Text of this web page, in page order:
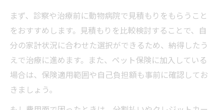
まず、診察や治療前に動物病院で見積もりをもらうこと
をおすすめします。見積もりを比較検討することで、自
分の家計状況に合わせた選択ができるため、納得したう
えで治療に進めます。また、ペット保険に加入している
場合は、保険適用範囲や自己負担額も事前に確認してお
きましょう。